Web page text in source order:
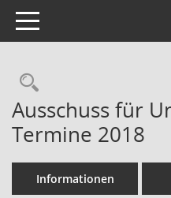
Toggle navigation
Ausschuss für
Termine 2018
Informationen